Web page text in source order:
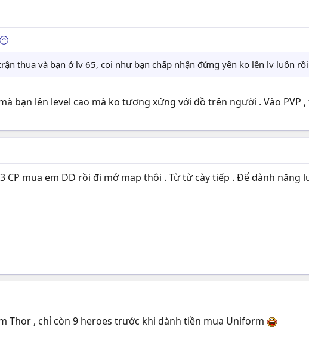
thua và bạn ở lv 65, coi như bạn chấp nhận đứng yên ko lên lv luôn
bạn lên level cao mà ko tương xứng với đồ trên người . Vào PVP
CP mua em DD rồi đi mở map thôi . Từ từ cày tiếp . Để dành năng
Thor , chỉ còn 9 heroes trước khi dành tiền mua Uniform